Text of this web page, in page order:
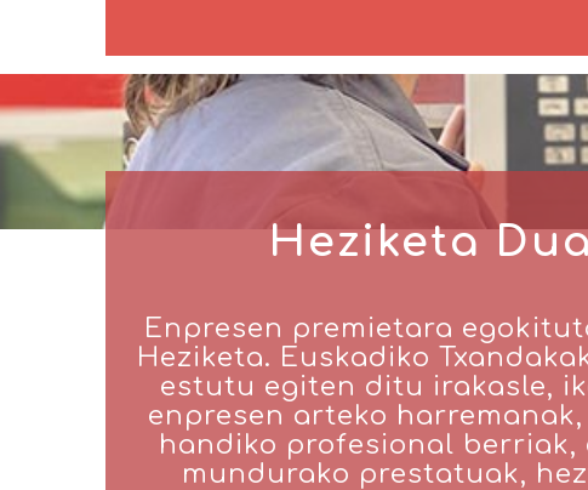
Heziketa
Enpresen premietara
Heziketa. Euskadiko
estutu egiten ditu irakasle,
enpresen arteko
handiko profesional berriak,
mundurako prestatuak,